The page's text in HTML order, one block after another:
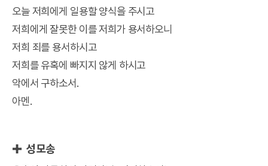
오늘 저희에게 일용할 양식을 주시고
저희에게 잘못한 이를 저희가 용서하오니
저희 죄를 용서하시고
저희를 유혹에 빠지지 않게 하시고
악에서 구하소서.
아멘.
✚ 성모송